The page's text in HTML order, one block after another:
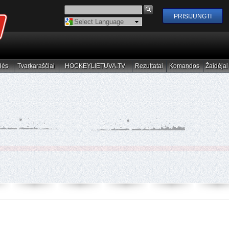
Powered by
Tvarkaraščiai
Tvarkaraščiai HOCKEYLIETUVA.TV
HOCKEYLIETUVA.TV Rezultatai
Rezultatai Komandos
Komandos Žaidėjai
Žaidėjai